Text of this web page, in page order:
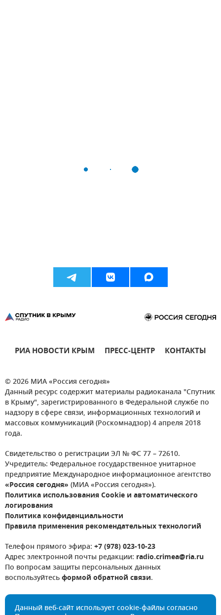
РИА НОВОСТИ КРЫМ ПРЕСС-ЦЕНТР КОНТАКТЫ
© 2026 МИА «Россия сегодня»
Данный ресурс содержит материалы радиоканала "Спутник
в Крыму", зарегистрированного в Федеральной службе по
надзору в сфере связи, информационных технологий и
массовых коммуникаций (Роскомнадзор) 4 апреля 2018
года.
Свидетельство о регистрации ЭЛ № ФС 77 – 72610.
Учредитель: Федеральное государственное унитарное
предприятие Международное информационное агентство
«Россия сегодня» (МИА «Россия сегодня»).
Политика использования Cookie и автоматического
логирования
Политика конфиденциальности
Правила применения рекомендательных технологий
Телефон прямого эфира: +7 (978) 023-10-23
Адрес электронной почты редакции: radio.crimea@ria.ru
По вопросам защиты персональных данных
воспользуйтесьформой обратной связи.
Данный веб-сайт использует cookie-файлы согласно